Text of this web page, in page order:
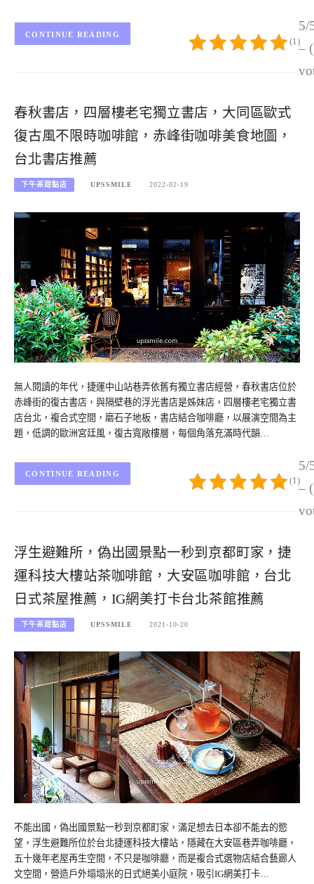
5/
–
(1)
CONTINUE READING
春秋書店，四層樓老宅獨立書店，大同區歐式
復古風不限時咖啡館，赤峰街咖啡美食地圖，
台北書店推薦
下午茶甜點店 UPSSMILE 2022-02-19
無人閱讀的年代，捷運中山站巷弄依舊有獨立書店經營，春秋書店位於
赤峰街的復古書店，與隔壁巷的浮光書店是姊妹店，四層樓老宅獨立書
店台北，複合式空間，磨石子地板，書店結合咖啡廳，以展演空間為主
題，低調的歐洲宮廷風，復古寬敞樓層，每個角落充滿時代韻…
5/
–
(1)
CONTINUE READING
浮生避難所，偽出國景點一秒到京都町家，捷
運科技大樓站茶咖啡館，大安區咖啡館，台北
日式茶屋推薦，IG網美打卡台北茶館推薦
下午茶甜點店 UPSSMILE 2021-10-20
不能出國，偽出國景點一秒到京都町家，滿足想去日本卻不能去的慾
望，浮生避難所位於台北捷運科技大樓站，隱藏在大安區巷弄咖啡廳，
五十幾年老屋再生空間，不只是咖啡廳，而是複合式選物店結合藝廊人
文空間，營造戶外塌塌米的日式絕美小庭院，吸引IG網美打卡…